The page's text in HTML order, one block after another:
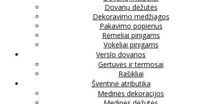
Dovanų dėžutės
Dekoravimo medžiagos
Pakavimo popierius
Rėmeliai pinigams
Vokeliai pinigams
Verslo dovanos
Gertuvės ir termosai
Rašikliai
Šventinė atributika
Medinės dekoracijos